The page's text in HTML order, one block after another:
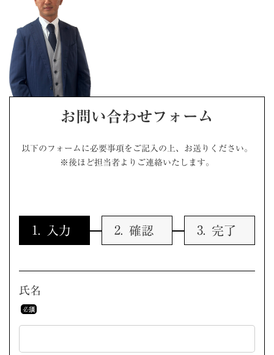
お問い合わせフォーム
以下のフォームに必要事項をご記入の上、お送りください。
※後ほど担当者よりご連絡いたします。
入力 確認 完了
氏名